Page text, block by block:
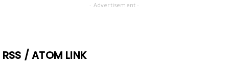
- Advertisement -
RSS / ATOM LINK